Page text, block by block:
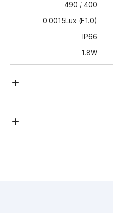
400 / 490
0.0015Lux (F1.0)
IP66
1.8W
الغبار والرطوبة وفقًا للمعيار IP66، الأمر الذي يوفر بالإضافة إلى نطاق
مئوية وميزة الحماية من الصواعق TVS 4000 V تشغيلًا مستقرًا